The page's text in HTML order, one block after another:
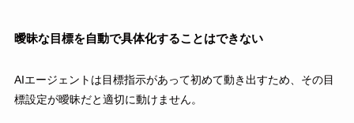
曖昧な目標を自動で具体化することはできない
AIエージェントは目標指示があって初めて動き出すため、その目
標設定が曖昧だと適切に動けません。